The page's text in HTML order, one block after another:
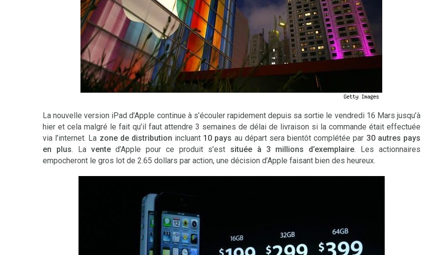
La nouvelle version iPad d’Apple continue à s’écouler rapidement depuis sa sortie le vendredi 16 Mars jusqu’à
hier et cela malgré le fait qu’il faut attendre 3 semaines de délai de livraison si la commande était effectuée
via l’internet. La zone de distribution incluant 10 pays au départ sera bientôt complétée par 30 autres pays
en plus. La vented’Apple pour ce produit s’est située à 3 millions d’exemplaire. Les actionnaires
empocheront le gros lot de 2.65 dollars par action, une décision d’Apple faisant bien des heureux.